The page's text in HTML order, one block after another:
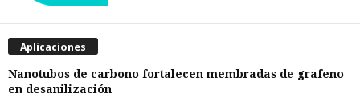
Aplicaciones
Nanotubos de carbono fortalecen membradas de grafeno
en desanilización